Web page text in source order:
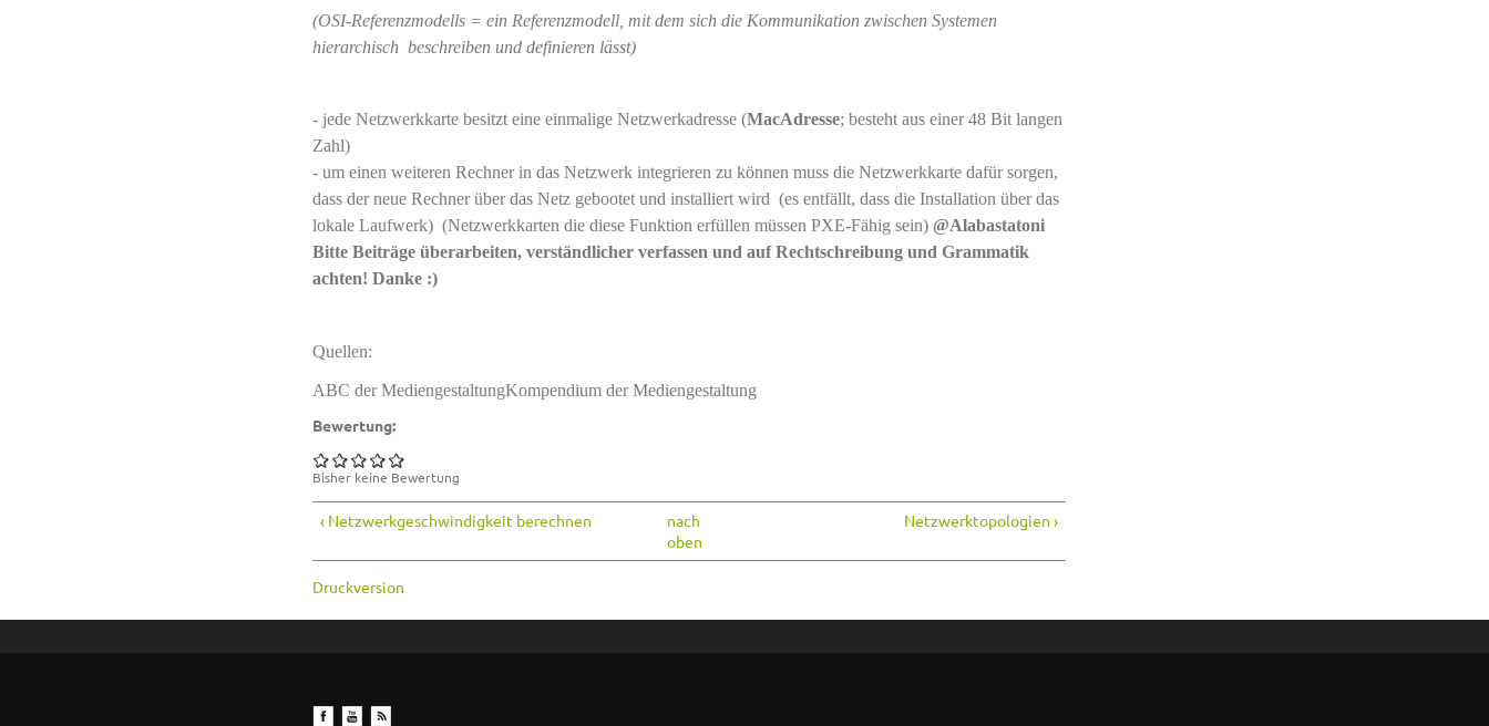
(OSI-Referenzmodells = ein Referenzmodell, mit dem sich die Kommunikation zwischen Systemen
hierarchisch beschreiben und definieren lässt)
- jede Netzwerkkarte besitzt eine einmalige Netzwerkadresse (MacAdresse; besteht aus einer 48 Bit langen
Zahl)
- um einen weiteren Rechner in das Netzwerk integrieren zu können muss die Netzwerkkarte dafür sorgen,
dass der neue Rechner über das Netz gebootet und installiert wird (es entfällt, dass die Installation über das
lokale Laufwerk) (Netzwerkkarten die diese Funktion erfüllen müssen PXE-Fähig sein) @Alabastatoni
Bitte Beiträge überarbeiten, verständlicher verfassen und auf Rechtschreibung und Grammatik
achten! Danke :)
Quellen:
ABC der MediengestaltungKompendium der Mediengestaltung
Bewertung:
Bisher keine Bewertung
‹ Netzwerkgeschwindigkeit berechnen
nach
oben
Netzwerktopologien ›
Druckversion